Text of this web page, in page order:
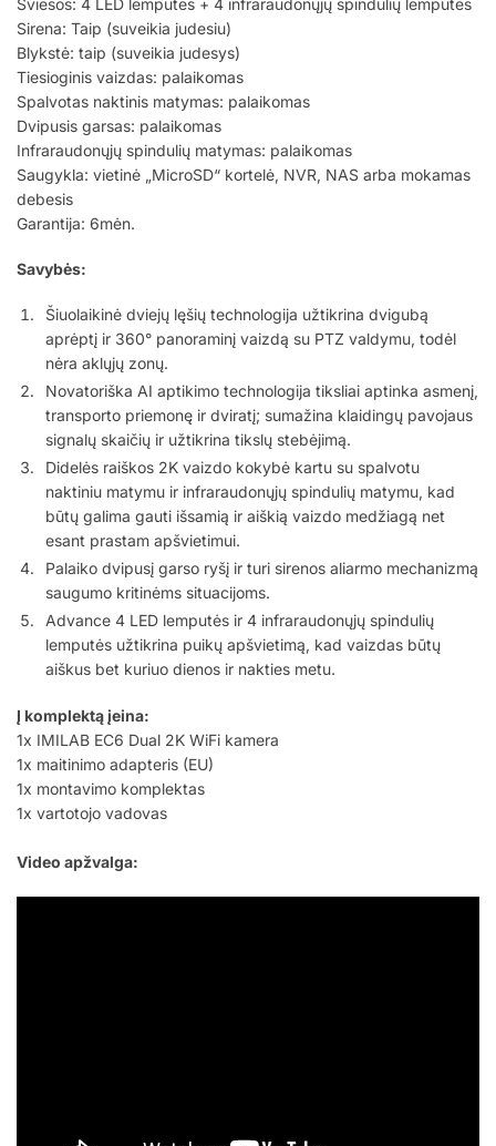
Sirena: Taip (suveikia judesiu)
Blykstė: taip (suveikia judesys)
Tiesioginis vaizdas: palaikomas
Spalvotas naktinis matymas: palaikomas
Dvipusis garsas: palaikomas
Infraraudonųjų spindulių matymas: palaikomas
Saugykla: vietinė „MicroSD“ kortelė, NVR, NAS arba mokamas
debesis
Garantija: 6mėn.
Savybės:
Šiuolaikinė dviejų lęšių technologija užtikrina dvigubą
aprėptį ir 360° panoraminį vaizdą su PTZ valdymu, todėl
nėra aklųjų zonų.
Novatoriška AI aptikimo technologija tiksliai aptinka asmenį,
transporto priemonę ir dviratį; sumažina klaidingų pavojaus
signalų skaičių ir užtikrina tikslų stebėjimą.
Didelės raiškos 2K vaizdo kokybė kartu su spalvotu
naktiniu matymu ir infraraudonųjų spindulių matymu, kad
būtų galima gauti išsamią ir aiškią vaizdo medžiagą net
esant prastam apšvietimui.
Palaiko dvipusį garso ryšį ir turi sirenos aliarmo mechanizmą
saugumo kritinėms situacijoms.
Advance 4 LED lemputės ir 4 infraraudonųjų spindulių
lemputės užtikrina puikų apšvietimą, kad vaizdas būtų
aiškus bet kuriuo dienos ir nakties metu.
Į komplektą įeina:
1x IMILAB EC6 Dual 2K WiFi kamera
1x maitinimo adapteris (EU)
1x montavimo komplektas
1x vartotojo vadovas
Video apžvalga: